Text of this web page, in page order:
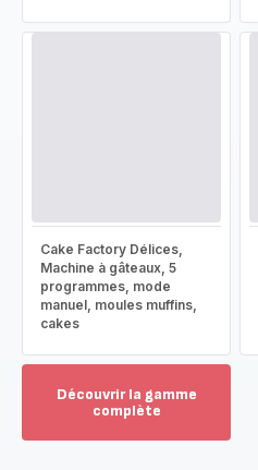
Cake Factory Délices,
Machine à gâteaux, 5
programmes, mode
manuel, moules muffins,
cakes
Découvrir la gamme
complète